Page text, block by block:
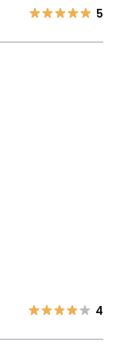
5
4